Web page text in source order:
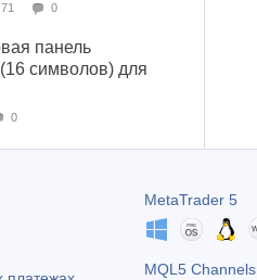
71 0
панель
символов) для
0
MetaTrader 5
MQL5 Channels